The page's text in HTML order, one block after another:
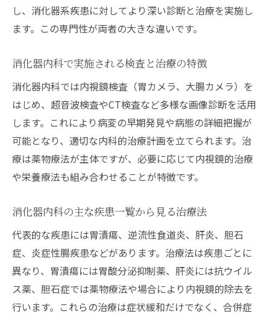
消化器内科と内科の役割の違いをやさしく
紹介
目安
消化器内科で対応できる疾患と内科の違い
消化器内科と内科の検査内容の違いを比較
専門性で選ぶ消化器内科と内科の診療範囲
消化器内科の特徴から見る内科との違い
消化器内科で診る主な疾患と症状の特徴
覧
消化器内科の疾患ランキングと症状の傾向
消化器内科が対応する症状の特徴と診断基
準
消化器内科でよく相談される疾患のポイン
ト
し、消化器系疾患に対してより深い診断と治療を実施し
ます。この専門性が両者の大きな違いです。
消化器内科で実施される検査と治療の特徴
消化器内科では内視鏡検査（胃カメラ、大腸カメラ）を
はじめ、超音波検査やCT検査など多様な画像診断を活用
します。これにより病変の早期発見や病態の詳細把握が
可能となり、適切な内科的治療計画を立てられます。治
療は薬物療法が主体ですが、必要に応じて内視鏡的治療
や栄養療法も組み合わせることが特徴です。
消化器内科の主な疾患一覧から見る治療法
代表的な疾患には胃潰瘍、逆流性食道炎、肝炎、胆石
症、炎症性腸疾患などがあります。治療法は疾患ごとに
異なり、胃潰瘍には胃酸分泌抑制薬、肝炎には抗ウイル
ス薬、胆石症では薬物療法や場合により内視鏡的除去を
行います。これらの治療は症状緩和だけでなく、合併症